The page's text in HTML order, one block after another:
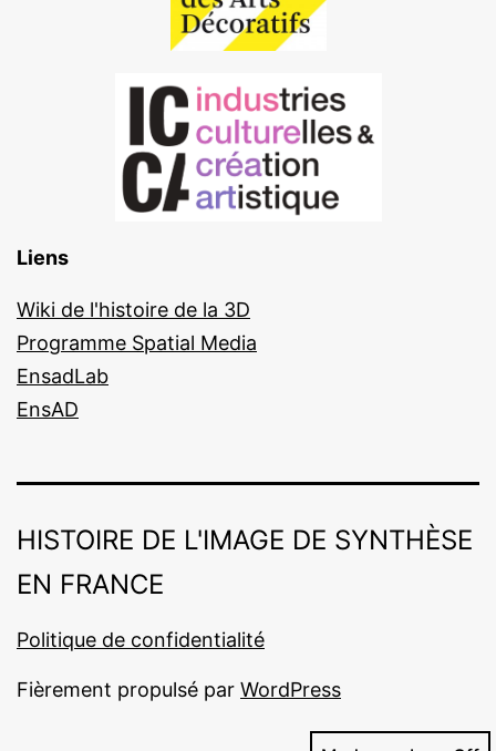
Liens
Wiki de l'histoire de la 3D
Programme Spatial Media
EnsadLab
EnsAD
HISTOIRE DE L'IMAGE DE SYNTHÈSE
EN FRANCE
Politique de confidentialité
Fièrement propulsé par WordPress